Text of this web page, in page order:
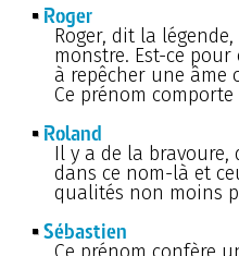
Roger
Roger, dit la
monstre. Est-ce
à repêcher une âme
Ce prénom
Roland
Il y a de la bravoure,
dans ce nom-là et
qualités non moins
Sébastien